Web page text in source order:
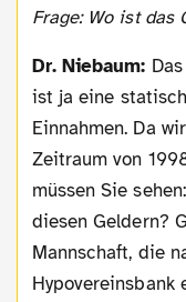
Frage: Wo ist das
Dr. Niebaum:
ist ja eine
Einnahmen. Da
Zeitraum von
müssen Sie
diesen Geldern?
Mannschaft, die
Hypovereinsbank